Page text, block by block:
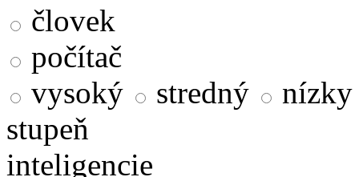
človek
počítač
vysoký
stredný
nízky
stupeň
inteligencie